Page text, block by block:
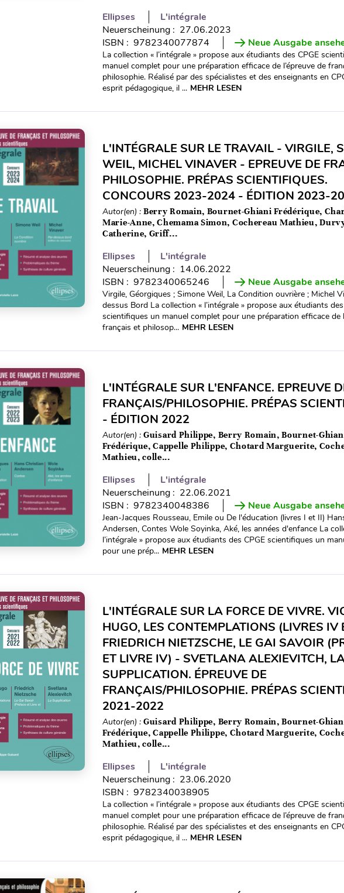
Ellipses
L'intégrale
Neuerscheinung : 27.06.2023
ISBN : 9782340077874
Neue Ausgabe
La collection « l’intégrale » propose aux étudiants des CPGE
manuel complet pour une préparation efficace de l’épreuve de
philosophie. Réalisé par des spécialistes et des enseignants en
esprit pédagogique, il ... MEHR LESEN
L'INTÉGRALE SUR LE TRAVAIL - VIRGILE,
WEIL, MICHEL VINAVER - EPREUVE DE
PHILOSOPHIE. PRÉPAS SCIENTIFIQUES.
CONCOURS 2023-2024 - ÉDITION 2023-
Autor(en) : Berry Romain, Bournet-Ghiani Frédérique,
Marie-Anne, Chemama Simon, Cochereau Mathieu,
Catherine, Griff...
Ellipses
L'intégrale
Neuerscheinung : 14.06.2022
ISBN : 9782340065246
Neue Ausgabe
Virgile, Géorgiques ; Simone Weil, La Condition ouvrière ; Michel
dessus Bord La collection « l’intégrale » propose aux étudiants
scientifiques un manuel complet pour une préparation efficace de
français et philosop... MEHR LESEN
L'INTÉGRALE SUR L'ENFANCE. EPREUVE
FRANÇAIS/PHILOSOPHIE. PRÉPAS
- ÉDITION 2022
Autor(en) : Guisard Philippe, Berry Romain, Bournet-
Frédérique, Cappelle Philippe, Chotard Marguerite,
Mathieu, colle...
Ellipses
L'intégrale
Neuerscheinung : 22.06.2021
ISBN : 9782340048386
Neue Ausgabe
Jean-Jacques Rousseau, Emile ou De l'éducation (livres I et II)
Andersen, Contes Wole Soyinka, Aké, les années d'enfance La
l’intégrale » propose aux étudiants des CPGE scientifiques un
pour une prép... MEHR LESEN
L'INTÉGRALE SUR LA FORCE DE VIVRE.
HUGO, LES CONTEMPLATIONS (LIVRES IV
FRIEDRICH NIETZSCHE, LE GAI SAVOIR
ET LIVRE IV) - SVETLANA ALEXIEVITCH,
SUPPLICATION. ÉPREUVE DE
FRANÇAIS/PHILOSOPHIE. PRÉPAS
2021-2022
Autor(en) : Guisard Philippe, Berry Romain, Bournet-
Frédérique, Cappelle Philippe, Chotard Marguerite,
Mathieu, colle...
Ellipses
L'intégrale
Neuerscheinung : 23.06.2020
ISBN : 9782340038905
La collection « l’intégrale » propose aux étudiants des CPGE
manuel complet pour une préparation efficace de l’épreuve de
philosophie. Réalisé par des spécialistes et des enseignants en
esprit pédagogique, il ... MEHR LESEN